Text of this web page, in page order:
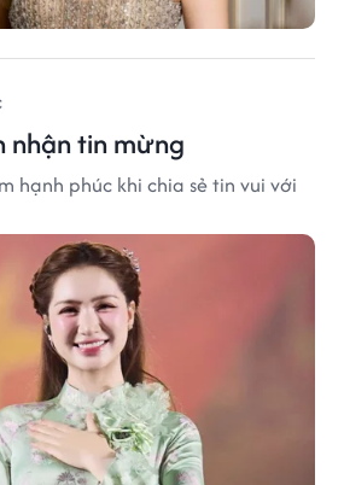
nhận tin mừng
hạnh phúc khi chia sẻ tin vui với